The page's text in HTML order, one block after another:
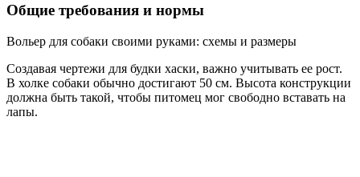
Общие требования и нормы
Вольер для собаки своими руками: схемы и размеры
Создавая чертежи для будки хаски, важно учитывать ее рост.
В холке собаки обычно достигают 50 см. Высота конструкции
должна быть такой, чтобы питомец мог свободно вставать на
лапы.